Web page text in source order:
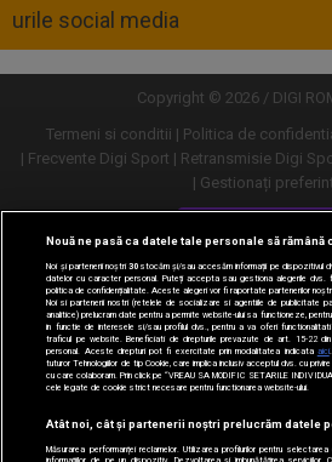
urile social media
Copyright © 2026 / DIGI
Termeni si conditii
Politica de
Frecvente Digi Sport
Retransmisie Digi
Gestionați
Versiune desktop
Nouă ne pasă ca datele tale personale să rămână
Noi și partenerii noștri30stocăm și/sau accesăm informații pe dispozitivul
datelor cu caracter personal. Puteți accepta sau gestiona alegerile dvs.
politica de confidențialitate. Aceste alegeri vor fi raportate partenerilor
Noi si partenerii nostri (retelele de socializare si agentiile de publicitate
analitice) prelucram date pentru a permite website-ului sa functioneze,
in functie de interesele si/sau profilul dvs., pentru a va oferi
traficul pe website. Beneficiati de drepturile prevazute de art. 15-22
personal. Aceste drepturi pot fi exercitate prin modalitatea indicata aici
tuturor Tehnologiilor de tip Cookie, care implica inclusiv acceptul dvs. cu
cu care colaboram. Prin click pe “VREAU SA MODIFIC SETARILE
cele legate de cookie strict necesare pentru functionarea website-ului.
Atât noi, cât și partenerii noștri prelucrăm datele
Măsurarea performanței reclamelor. Utilizarea profilurilor pentru